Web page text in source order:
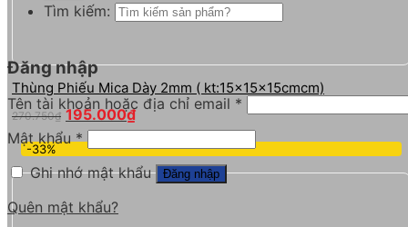
Thùng Phiếu Mica Dày 2mm ( kt:15x15x15cmcm)
270.750₫ 195.000₫
-33%
Tìm kiếm:
Đăng nhập
Tên tài khoản hoặc địa chỉ email *
Mật khẩu*
Ghi nhớ mật khẩu
Đăng nhập
Quên mật khẩu?